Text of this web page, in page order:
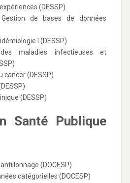
(DESSP)
de bases de données
I (DESSP)
des maladies infectieuses et
cancer (DESSP)
(DESSP)
Santé Publique
(DOCESP)
catégorielles (DOCESP)